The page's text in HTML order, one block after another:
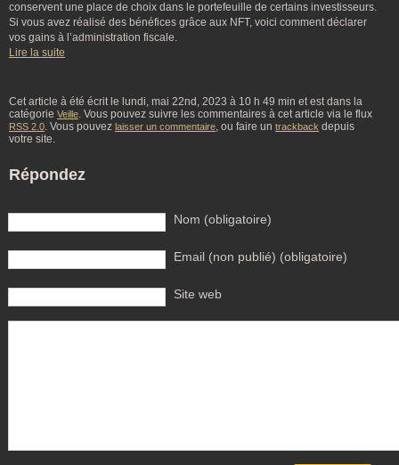
conservent une place de choix dans le portefeuille de certains investisseurs.
Si vous avez réalisé des bénéfices grâce aux NFT, voici comment déclarer
vos gains à l’administration fiscale.
Lire la suite
Cet article à été écrit le lundi, mai 22nd, 2023 à 10 h 49 min et est dans la
catégorie Veille. Vous pouvez suivre les commentaires à cet article via le flux
RSS 2.0. Vous pouvez laisser un commentaire, ou faire un trackback depuis
votre site.
Répondez
Nom (obligatoire)
Email (non publié) (obligatoire)
Site web